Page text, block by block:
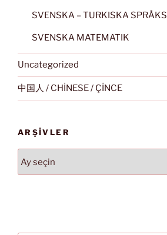
SVENSKA – TURKISKA
SVENSKA MATEMATIK
Uncategorized
中国人 / CHİNESE / ÇİNCE
ARŞIVLER